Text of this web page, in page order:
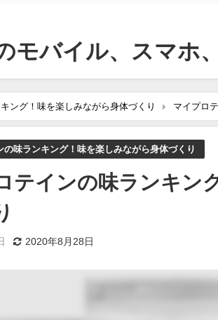
モバイル、スマホ
ング！味を楽しみながら身体づくり マイプロ
の味ランキング！味を楽しみながら身体づくり
テインの味ランキン
2020年8月28日